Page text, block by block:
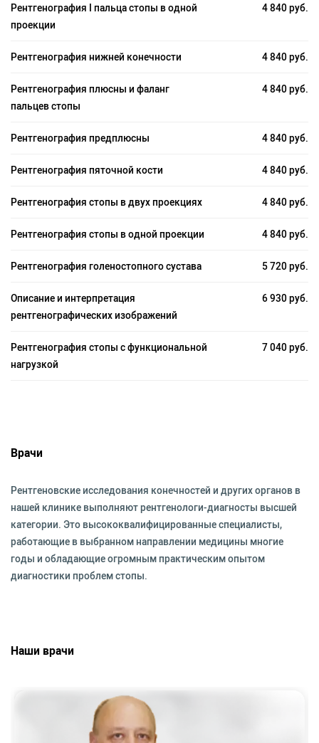
Рентгенография I пальца стопы в одной
проекции
4 840 руб.
Рентгенография нижней конечности 4 840 руб.
Рентгенография плюсны и фаланг
пальцев стопы
4 840 руб.
Рентгенография предплюсны 4 840 руб.
Рентгенография пяточной кости 4 840 руб.
Рентгенография стопы в двух проекциях 4 840 руб.
Рентгенография стопы в одной проекции 4 840 руб.
Рентгенография голеностопного сустава 5 720 руб.
Описание и интерпретация
рентгенографических изображений
6 930 руб.
Рентгенография стопы с функциональной
нагрузкой
7 040 руб.
Врачи
Рентгеновские исследования конечностей и других органов в
нашей клинике выполняют рентгенологи-диагносты высшей
категории. Это высококвалифицированные специалисты,
работающие в выбранном направлении медицины многие
годы и обладающие огромным практическим опытом
диагностики проблем стопы.
Наши врачи